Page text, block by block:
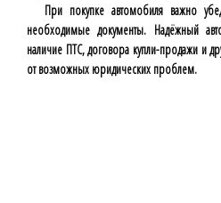
При покупке автомобиля важно
необходимые документы. Надёжный
наличие ПТС, договора купли-продажи и
от возможных юридических проблем.